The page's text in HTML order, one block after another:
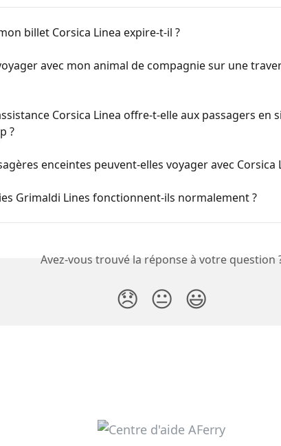
billet Corsica Linea expire-t-il ?
avec mon animal de compagnie sur une
Corsica Linea offre-t-elle aux passagers en
?
enceintes peuvent-elles voyager avec Corsica
Grimaldi Lines fonctionnent-ils normalement ?
Avez-vous trouvé la réponse à votre question
😞 😐 😃